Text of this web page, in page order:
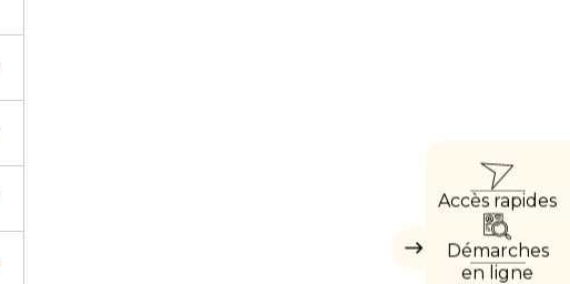
Masquer
Accès rapides
Démarches
en ligne